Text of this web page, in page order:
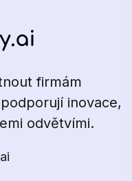
firmám
inovace,
odvětvími.